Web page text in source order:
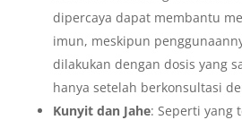
dipercaya dapat membantu
imun, meskipun
dilakukan dengan dosis yang
hanya setelah berkonsultasi
Kunyit dan Jahe: Seperti yang